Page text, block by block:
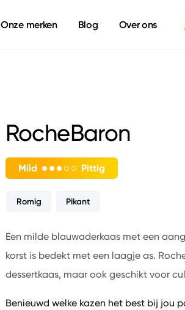
Onze merken Blog Over ons
RocheBaron
Mild Pittig
Romig Pikant
Een milde blauwaderkaas met een
korst is bedekt met een laagje as.
dessertkaas, maar ook geschikt voor
Benieuwd welke kazen het best bij jou